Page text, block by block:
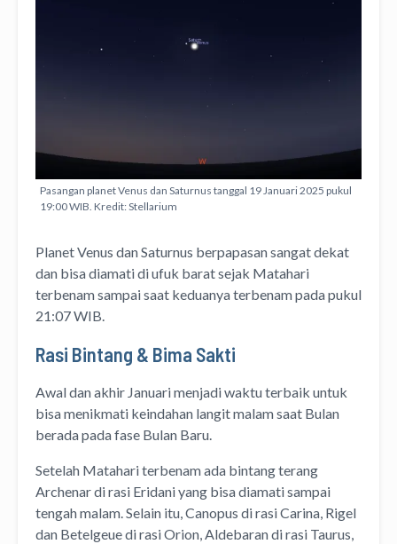
Pasangan planet Venus dan Saturnus tanggal 19 Januari 2025 pukul
19:00 WIB. Kredit: Stellarium
Planet Venus dan Saturnus berpapasan sangat dekat
dan bisa diamati di ufuk barat sejak Matahari
terbenam sampai saat keduanya terbenam pada pukul
21:07 WIB.
Rasi Bintang & Bima Sakti
Awal dan akhir Januari menjadi waktu terbaik untuk
bisa menikmati keindahan langit malam saat Bulan
berada pada fase Bulan Baru.
Setelah Matahari terbenam ada bintang terang
Archenar di rasi Eridani yang bisa diamati sampai
tengah malam. Selain itu, Canopus di rasi Carina, Rigel
dan Betelgeue di rasi Orion, Aldebaran di rasi Taurus,